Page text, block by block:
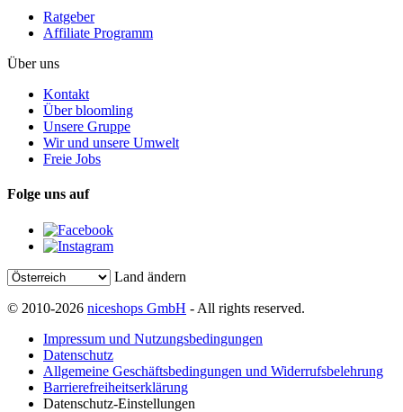
Ratgeber
Affiliate Programm
Über uns
Kontakt
Über bloomling
Unsere Gruppe
Wir und unsere Umwelt
Freie Jobs
Folge uns auf
Land ändern
© 2010-2026 niceshops GmbH - All rights reserved.
Impressum und Nutzungsbedingungen
Datenschutz
Allgemeine Geschäftsbedingungen und Widerrufsbelehrung
Barrierefreiheitserklärung
Datenschutz-Einstellungen